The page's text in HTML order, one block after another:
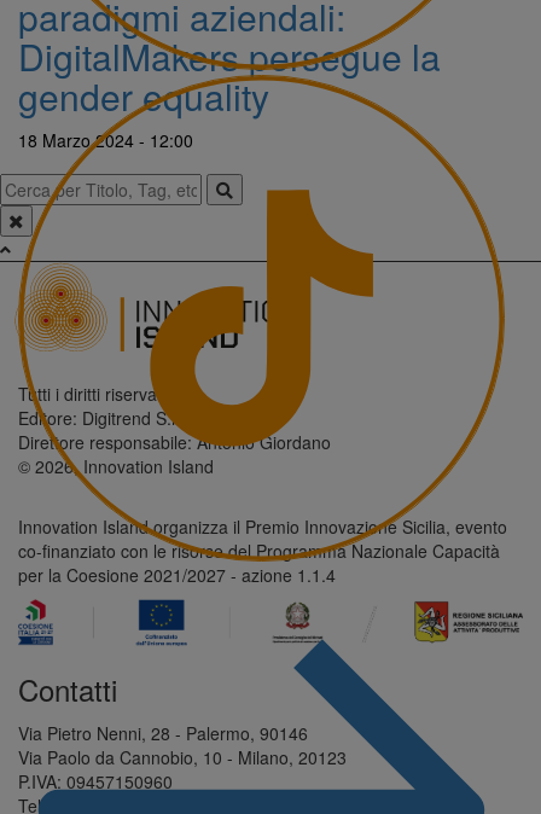
paradigmi aziendali:
DigitalMakers persegue la
gender equality
18 Marzo 2024 - 12:00
Tutti i diritti riservati.
Editore: Digitrend S.r.l.
Direttore responsabile: Antonio Giordano
© 2026, Innovation Island
Innovation Island organizza il Premio Innovazione Sicilia, evento
co-finanziato con le risorse del Programma Nazionale Capacità
per la Coesione 2021/2027 - azione 1.1.4
Contatti
Via Pietro Nenni, 28 - Palermo, 90146
Via Paolo da Cannobio, 10 - Milano, 20123
P.IVA: 09457150960
Tel: +39 327 621 5632